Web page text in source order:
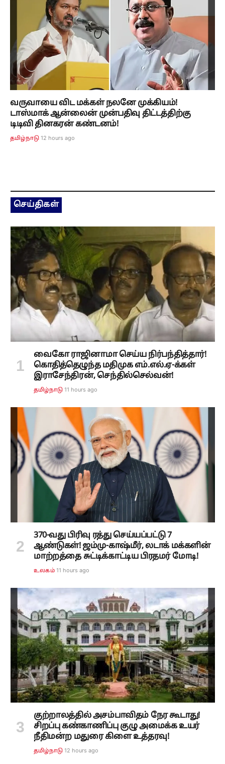
வருவாயை விட மக்கள் நலனே முக்கியம்!
டாஸ்மாக் ஆன்லைன் முன்பதிவு திட்டத்திற்கு
டிடிவி தினகரன் கண்டனம்!
தமிழ்நாடு 12 hours ago
செய்திகள்
வைகோ ராஜினாமா செய்ய நிர்பந்தித்தார்!
கொதித்தெழுந்த மதிமுக எம்.எல்.ஏ-க்கள்
இராசேந்திரன், செந்தில்செல்வன்!
தமிழ்நாடு 11 hours ago
370-வது பிரிவு ரத்து செய்யப்பட்டு 7
ஆண்டுகள்! ஜம்மு-காஷ்மீர், லடாக் மக்களின்
மாற்றத்தை சுட்டிக்காட்டிய பிரதமர் மோடி!
உலகம் 11 hours ago
குற்றாலத்தில் அசம்பாவிதம் நேர கூடாது!
சிறப்பு கண்காணிப்பு குழு அமைக்க உயர்
நீதிமன்ற மதுரை கிளை உத்தரவு!
தமிழ்நாடு 12 hours ago